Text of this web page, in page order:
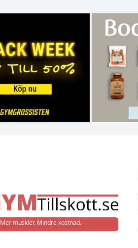
Mer muskler. Mindre kostnad.